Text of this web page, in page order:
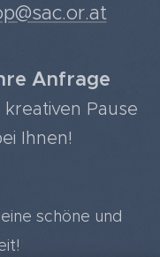
Anfrage
Pause
Ihnen!
schöne und